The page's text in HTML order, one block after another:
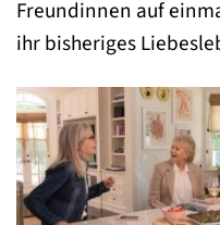
Freundinnen auf
ihr bisheriges